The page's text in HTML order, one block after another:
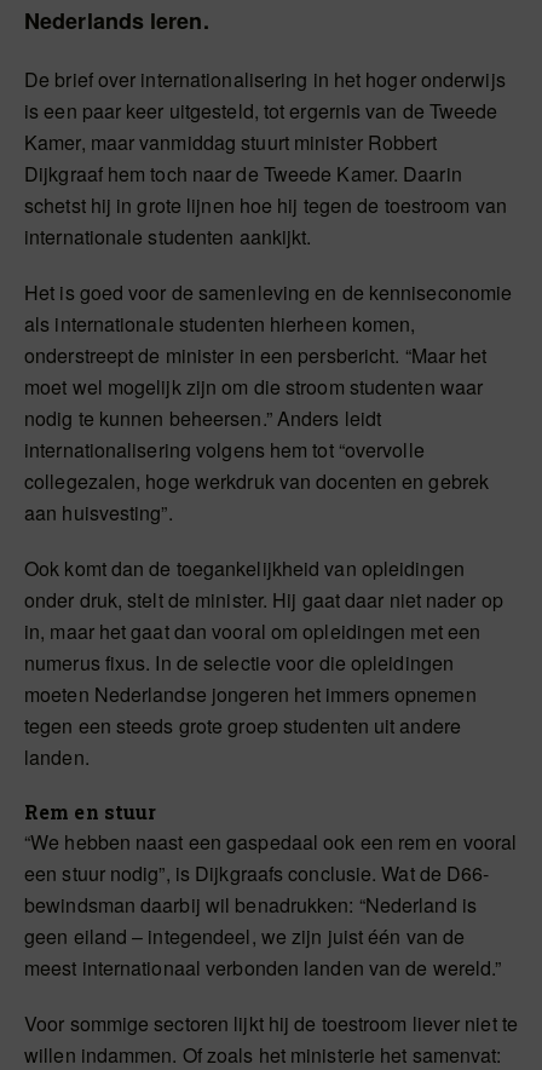
Nederlands leren.
De brief over internationalisering in het hoger onderwijs
is een paar keer uitgesteld, tot ergernis van de Tweede
Kamer, maar vanmiddag stuurt minister Robbert
Dijkgraaf hem toch naar de Tweede Kamer. Daarin
schetst hij in grote lijnen hoe hij tegen de toestroom van
internationale studenten aankijkt.
Het is goed voor de samenleving en de kenniseconomie
als internationale studenten hierheen komen,
onderstreept de minister in een persbericht. “Maar het
moet wel mogelijk zijn om die stroom studenten waar
nodig te kunnen beheersen.” Anders leidt
internationalisering volgens hem tot “overvolle
collegezalen, hoge werkdruk van docenten en gebrek
aan huisvesting”.
Ook komt dan de toegankelijkheid van opleidingen
onder druk, stelt de minister. Hij gaat daar niet nader op
in, maar het gaat dan vooral om opleidingen met een
numerus fixus. In de selectie voor die opleidingen
moeten Nederlandse jongeren het immers opnemen
tegen een steeds grote groep studenten uit andere
landen.
Rem en stuur
“We hebben naast een gaspedaal ook een rem en vooral
een stuur nodig”, is Dijkgraafs conclusie. Wat de D66-
bewindsman daarbij wil benadrukken: “Nederland is
geen eiland – integendeel, we zijn juist één van de
meest internationaal verbonden landen van de wereld.”
Voor sommige sectoren lijkt hij de toestroom liever niet te
willen indammen. Of zoals het ministerie het samenvat: